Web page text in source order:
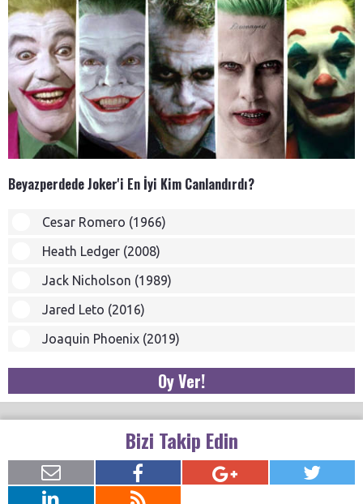
Beyazperdede Joker'i En İyi Kim Canlandırdı?
Cesar Romero (1966)
Heath Ledger (2008)
Jack Nicholson (1989)
Jared Leto (2016)
Joaquin Phoenix (2019)
Oy Ver!
Bizi Takip Edin